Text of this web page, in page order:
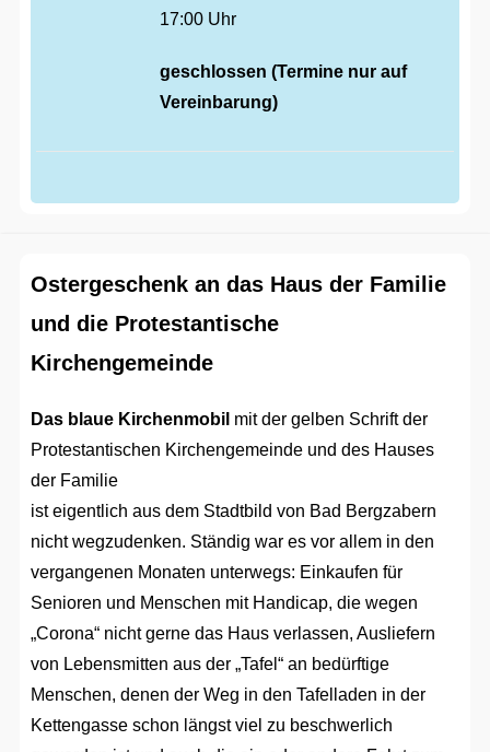
17:00 Uhr
geschlossen (Termine nur auf
Vereinbarung)
Ostergeschenk an das Haus der Familie
und die Protestantische
Kirchengemeinde
Das blaue Kirchenmobil mit der gelben Schrift der
Protestantischen Kirchengemeinde und des Hauses
der Familie
ist eigentlich aus dem Stadtbild von Bad Bergzabern
nicht wegzudenken. Ständig war es vor allem in den
vergangenen Monaten unterwegs: Einkaufen für
Senioren und Menschen mit Handicap, die wegen
„Corona“ nicht gerne das Haus verlassen, Ausliefern
von Lebensmitten aus der „Tafel“ an bedürftige
Menschen, denen der Weg in den Tafelladen in der
Kettengasse schon längst viel zu beschwerlich